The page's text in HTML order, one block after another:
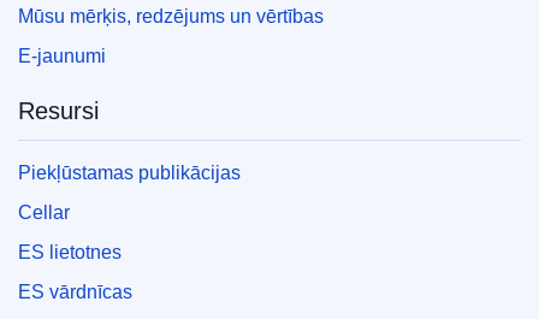
Mūsu mērķis, redzējums un vērtības
E-jaunumi
Resursi
Piekļūstamas publikācijas
Cellar
ES lietotnes
ES vārdnīcas